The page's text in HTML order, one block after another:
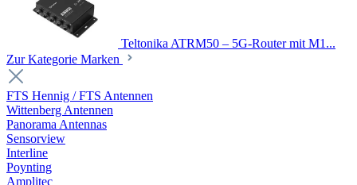
Teltonika ATRM50 – 5G-Router mit M1...
Zur Kategorie Marken
FTS Hennig / FTS Antennen
Wittenberg Antennen
Panorama Antennas
Sensorview
Interline
Poynting
Amplitec